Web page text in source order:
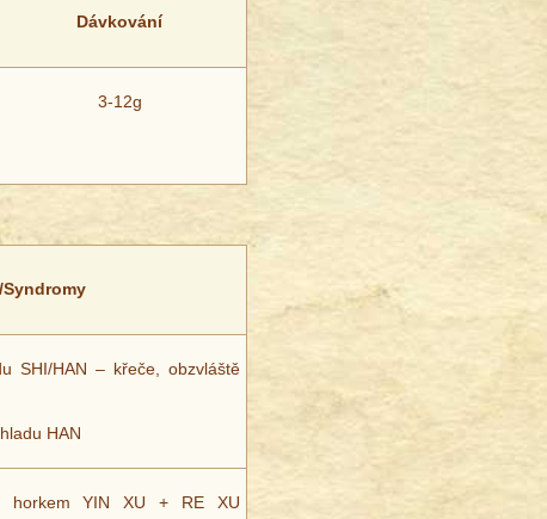
Dávkování
3-12g
SHI/HAN – křeče, obzvláště
HAN
horkem YIN XU + RE XU
®